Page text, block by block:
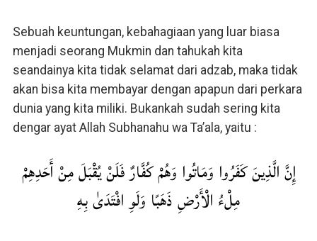
Sebuah keuntungan, kebahagiaan yang luar biasa
menjadi seorang Mukmin dan tahukah kita
seandainya kita tidak selamat dari adzab, maka tidak
akan bisa kita membayar dengan apapun dari perkara
dunia yang kita miliki. Bukankah sudah sering kita
dengar ayat Allah Subhanahu wa Ta’ala, yaitu :
إِنَّ الَّذِينَ كَفَرُوا وَمَاتُوا وَهُمْ كُفَّارٌ فَلَنْ يُقْبَلَ مِنْ أَحَدِهِمْ
مِلْءُ الْأَرْضِ ذَهَبًا وَلَوِ افْتَدَىٰ بِهِ